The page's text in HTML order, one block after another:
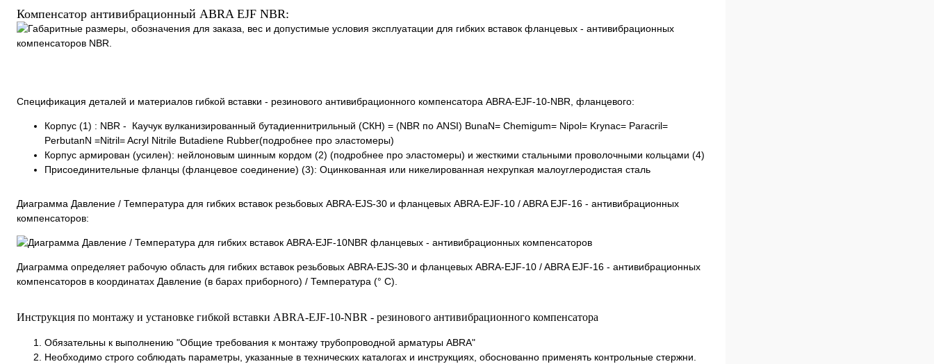
Компенсатор антивибрационный ABRA EJF NBR:
Спецификация деталей и материалов гибкой вставки - резинового антивибрационного компенсатора ABRA-EJF-10-NBR, фланцевого:
Корпус (1) : NBR - Каучук вулканизированный бутадиеннитрильный (СКН) = (NBR по ANSI) BunaN= Chemigum= Nipol= Krynac= Paracril=
PerbutanN =Nitril= Acryl Nitrile Butadiene Rubber(подробнее про эластомеры)
Корпус армирован (усилен): нейлоновым шинным кордом (2) (подробнее про эластомеры) и жесткими стальными проволочными кольцами (4)
Присоединительные фланцы (фланцевое соединение) (3): Оцинкованная или никелированная нехрупкая малоуглеродистая сталь
Диаграмма Давление / Температура для гибких вставок резьбовых ABRA-EJS-30 и фланцевых ABRA-EJF-10 / ABRA EJF-16 - антивибрационных
компенсаторов:
Диаграмма определяет рабочую область для гибких вставок резьбовых ABRA-EJS-30 и фланцевых ABRA-EJF-10 / ABRA EJF-16 - антивибрационных
компенсаторов в координатах Давление (в барах приборного) / Температура (° C).
Инструкция по монтажу и установке гибкой вставки ABRA-EJF-10-NBR - резинового антивибрационного компенсатора
Обязательны к выполнению "Общие требования к монтажу трубопроводной арматуры ABRA"
Необходимо строго соблюдать параметры, указанные в технических каталогах и инструкциях, обоснованно применять контрольные стержни.